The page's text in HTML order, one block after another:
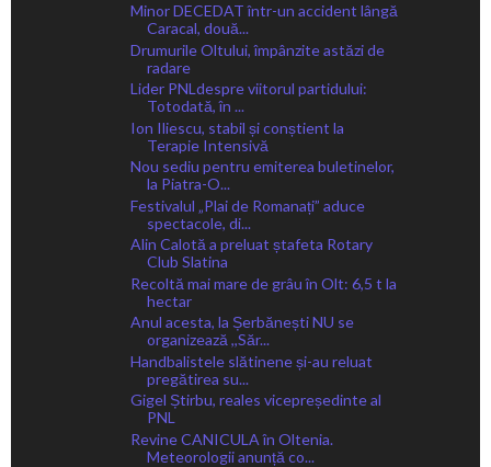
Minor DECEDAT într-un accident lângă
Caracal, două...
Drumurile Oltului, împânzite astăzi de
radare
Lider PNLdespre viitorul partidului:
Totodată, în ...
Ion Iliescu, stabil și conștient la
Terapie Intensivă
Nou sediu pentru emiterea buletinelor,
la Piatra-O...
Festivalul „Plai de Romanați” aduce
spectacole, di...
Alin Calotă a preluat ștafeta Rotary
Club Slatina
Recoltă mai mare de grâu în Olt: 6,5 t la
hectar
Anul acesta, la Șerbănești NU se
organizează ,,Săr...
Handbalistele slătinene și-au reluat
pregătirea su...
Gigel Știrbu, reales vicepreședinte al
PNL
Revine CANICULA în Oltenia.
Meteorologii anunță co...